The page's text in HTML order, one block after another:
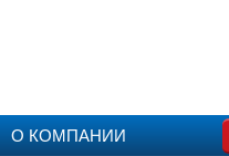
О КОМПАНИИ